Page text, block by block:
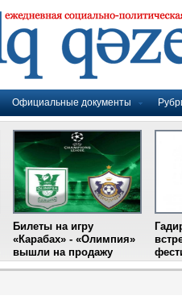
Официальные документы
Билеты на игру
«Карабах» - «Олимпия»
вышли на продажу